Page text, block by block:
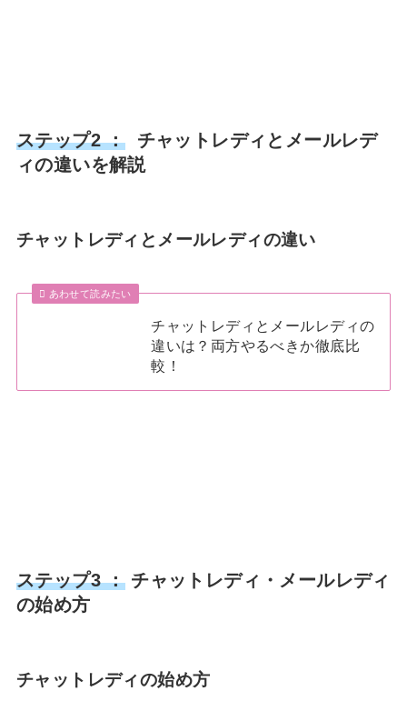
ステップ2 ：チャットレディとメールレデ
ィの違いを解説
チャットレディとメールレディの違い
あわせて読みたい
チャットレディとメールレディの
違いは？両方やるべきか徹底比
較！
ステップ3 ：チャットレディ・メールレディ
の始め方
チャットレディの始め方